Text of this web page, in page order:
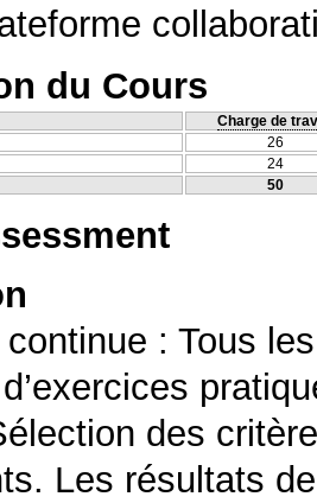
du Cours
Charge de
26
24
50
: Tous
des
Les résultats